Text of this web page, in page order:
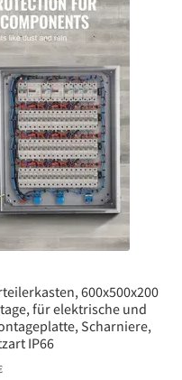
600x500x200
für elektrische und
Scharniere,
IP66